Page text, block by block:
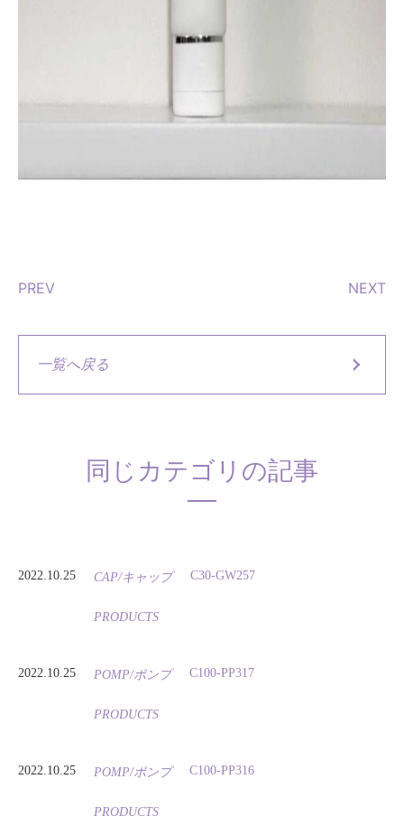
PREV NEXT
一覧へ戻る
同じカテゴリの記事
2022.10.25 CAP/キャップ
PRODUCTS
C30-GW257
2022.10.25 POMP/ポンプ
PRODUCTS
C100-PP317
2022.10.25 POMP/ポンプ
PRODUCTS
C100-PP316